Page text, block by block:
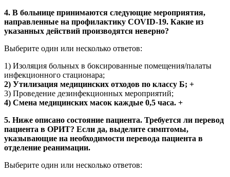
4. В больнице принимаются следующие мероприятия,
направленные на профилактику COVID-19. Какие из
указанных действий производятся неверно?
Выберите один или несколько ответов:
1) Изоляция больных в боксированные помещения/палаты
инфекционного стационара;
2) Утилизация медицинских отходов по классу Б; +
3) Проведение дезинфекционных мероприятий;
4) Смена медицинских масок каждые 0,5 часа. +
5. Ниже описано состояние пациента. Требуется ли перевод
пациента в ОРИТ? Если да, выделите симптомы,
указывающие на необходимости перевода пациента в
отделение реанимации.
Выберите один или несколько ответов: